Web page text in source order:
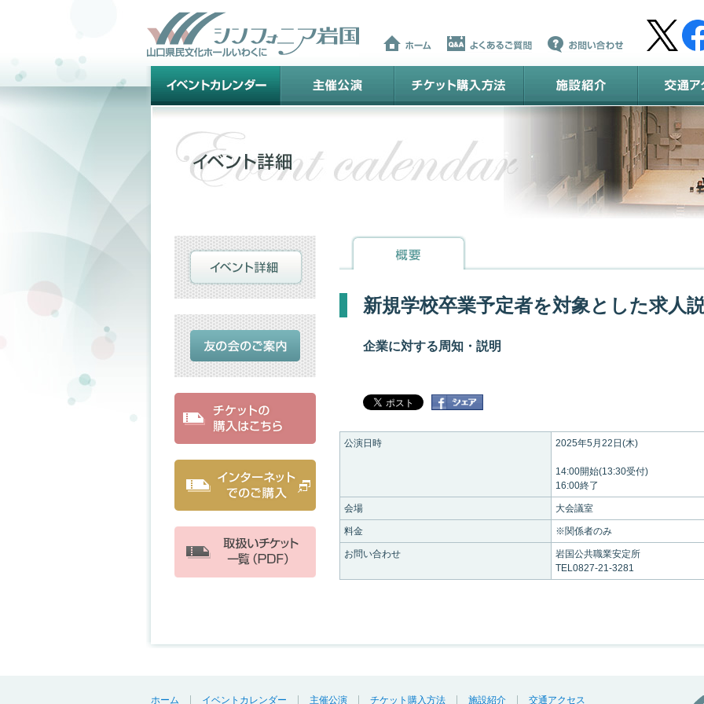
新規学校卒業予定者を対象とした求人
企業に対する周知・説明
公演日時 2025年5月22日(木)
14:00開始(13:30受付)
16:00終了
会場 大会議室
料金 ※関係者のみ
お問い合わせ
岩国公共職業安定所
TEL0827-21-3281
ホーム イベントカレンダー 主催公演 チケット購入方法 施設紹介 交通アクセス